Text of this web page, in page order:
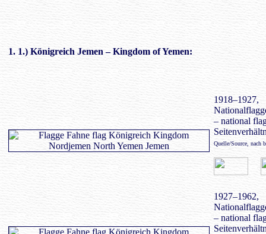
1. 1.) Königreich Jemen – Kingdom of Yemen:
1918–1927,
– national
Quelle/Source, nach
1927–1962,
– national